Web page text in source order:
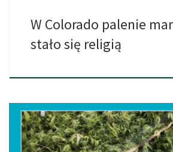
W Colorado palenie
stało się religią